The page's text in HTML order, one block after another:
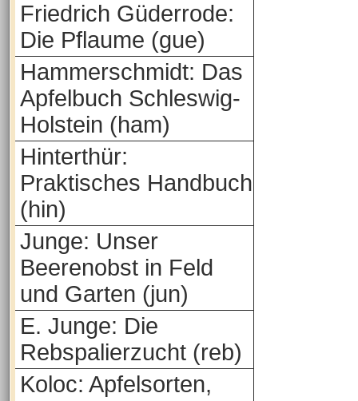
Friedrich Güderrode:
Die Pflaume (gue)
Hammerschmidt: Das
Apfelbuch Schleswig-
Holstein (ham)
Hinterthür:
Praktisches Handbuch
(hin)
Junge: Unser
Beerenobst in Feld
und Garten (jun)
E. Junge: Die
Rebspalierzucht (reb)
Koloc: Apfelsorten,